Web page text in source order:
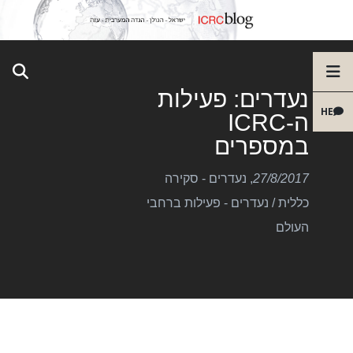
HE
נעדרים: פעילות
ה-ICRC
במספרים
27/8/2017
, נעדרים - סקירה
כללית/ נעדרים - פעילות ברחבי
העולם